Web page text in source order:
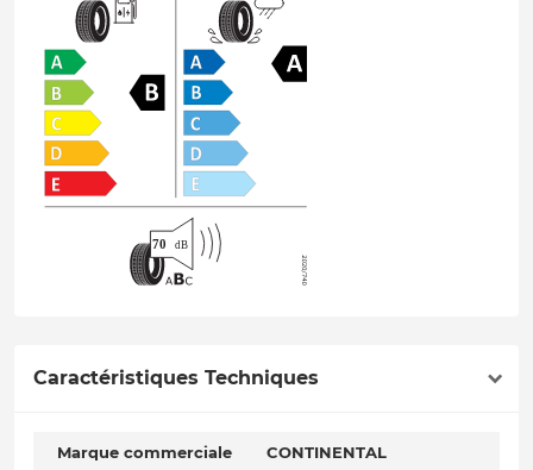
Caractéristiques Techniques
Marque commerciale CONTINENTAL